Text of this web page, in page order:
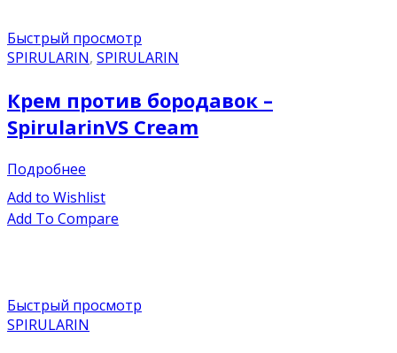
Быстрый просмотр
SPIRULARIN, SPIRULARIN
Крем против бородавок –
SpirularinVS Cream
Подробнее
Add to Wishlist
Add To Compare
Быстрый просмотр
SPIRULARIN